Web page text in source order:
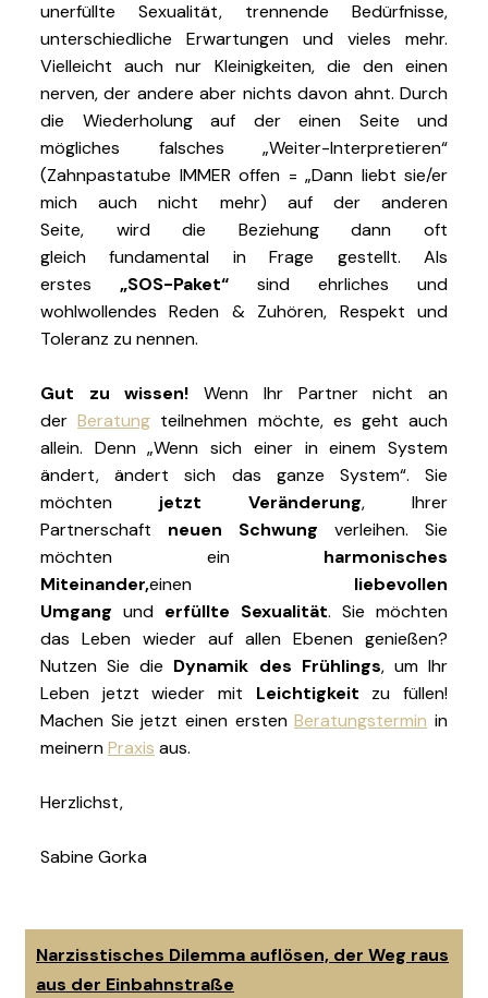
unerfüllte Sexualität, trennende Bedürfnisse,
unterschiedliche Erwartungen und vieles mehr.
Vielleicht auch nur Kleinigkeiten, die den einen
nerven, der andere aber nichts davon ahnt. Durch
die Wiederholung auf der einen Seite und
mögliches falsches „Weiter-Interpretieren“
(Zahnpastatube IMMER offen = „Dann liebt sie/er
mich auch nicht mehr) auf der anderen
Seite, wird die Beziehung dann oft
gleich fundamental in Frage gestellt. Als
erstes „SOS-Paket“ sind ehrliches und
wohlwollendes Reden & Zuhören, Respekt und
Toleranz zu nennen.
Gut zu wissen! Wenn Ihr Partner nicht an
derBeratung teilnehmen möchte, es geht auch
allein. Denn „Wenn sich einer in einem System
ändert, ändert sich das ganze System“. Sie
möchten jetzt Veränderung, Ihrer
Partnerschaft neuen Schwung verleihen. Sie
möchten ein harmonisches
Miteinander,einen liebevollen
Umgang und erfüllte Sexualität. Sie möchten
das Leben wieder auf allen Ebenen genießen?
Nutzen Sie die Dynamik des Frühlings, um Ihr
Leben jetzt wieder mit Leichtigkeit zu füllen!
Machen Sie jetzt einen erstenBeratungstermin in
meinernPraxis aus.
Herzlichst,
Sabine Gorka
Narzisstisches Dilemma auflösen, der Weg raus
aus der Einbahnstraße